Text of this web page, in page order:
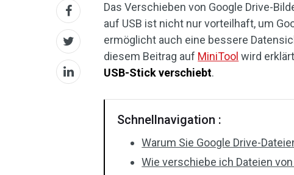
Das Verschieben von Google Drive-
auf USB ist nicht nur vorteilhaft, um
ermöglicht auch eine bessere
diesem Beitrag auf MiniTool wird
USB-Stick verschiebt.
Schnellnavigation :
Warum Sie Google Drive-
Wie verschiebe ich Dateien